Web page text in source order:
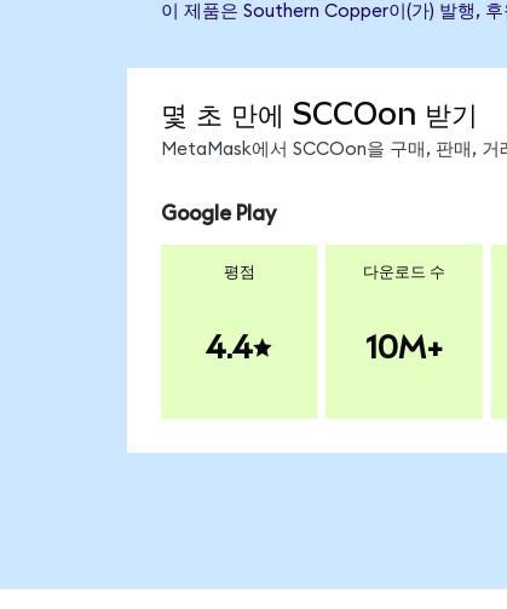
이 제품은 Southern Copper이(가) 발행,
몇 초 만에 SCCOon 받기
MetaMask에서 SCCOon을 구매, 판매,
Google Play
평점
4.4
다운로드 수
10M+